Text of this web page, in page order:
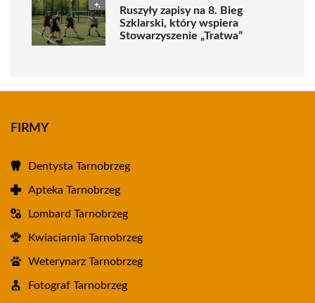
Ruszyły zapisy na 8. Bieg
Szklarski, który wspiera
Stowarzyszenie „Tratwa”
FIRMY
Dentysta Tarnobrzeg
Apteka Tarnobrzeg
Lombard Tarnobrzeg
Kwiaciarnia Tarnobrzeg
Weterynarz Tarnobrzeg
Fotograf Tarnobrzeg